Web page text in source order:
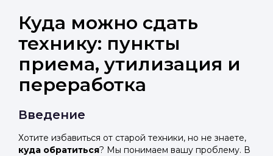
Куда можно сдать
технику: пункты
приема, утилизация и
переработка
Введение
Хотите избавиться от старой техники, но не знаете,
куда обратиться? Мы понимаем вашу проблему. В